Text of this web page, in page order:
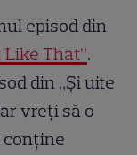
episod din
Like That”.
din „Și uite
vreți să o
conține